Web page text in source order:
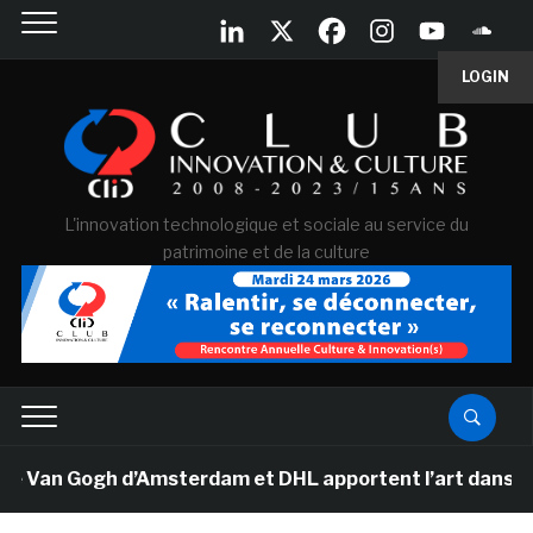
LOGIN
L'innovation technologique et sociale au service du
patrimoine et de la culture
Van Gogh d’Amsterdam et DHL apportent l’art dans